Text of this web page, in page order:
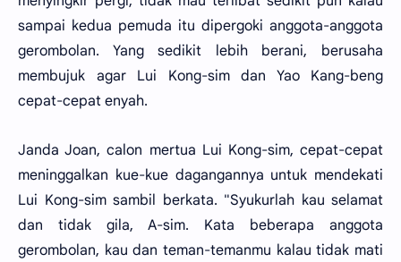
sampai kedua pemuda itu dipergoki anggota-anggota
gerombolan. Yang sedikit lebih berani, berusaha
membujuk agar Lui Kong-sim dan Yao Kang-beng
cepat-cepat enyah.
Janda Joan, calon mertua Lui Kong-sim, cepat-cepat
meninggalkan kue-kue dagangannya untuk mendekati
Lui Kong-sim sambil berkata. "Syukurlah kau selamat
dan tidak gila, A-sim. Kata beberapa anggota
gerombolan, kau dan teman-temanmu kalau tidak mati